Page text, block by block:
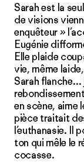
Sarah est la
de visions
enquêteur »
Eugénie
Elle plaide
vie, même
Sarah flanche…
en scène, aime
pièce traitait
l’euthanasie. Il
ton qui mêle le
cocasse.